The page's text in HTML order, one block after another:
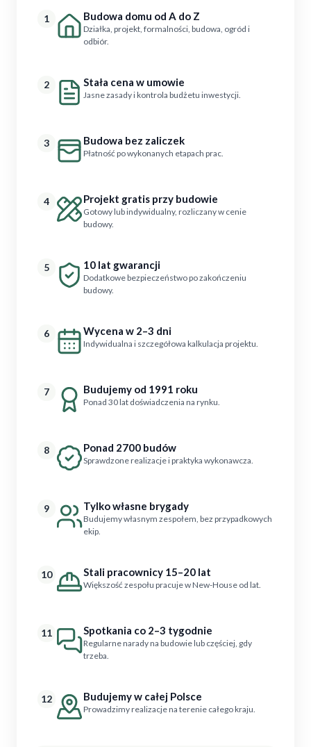
1 Budowa domu od A do Z
Działka, projekt, formalności, budowa, ogród i
odbiór.
2 Stała cena w umowie
Jasne zasady i kontrola budżetu inwestycji.
3 Budowa bez zaliczek
Płatność po wykonanych etapach prac.
4 Projekt gratis przy budowie
Gotowy lub indywidualny, rozliczany w cenie
budowy.
5 10 lat gwarancji
Dodatkowe bezpieczeństwo po zakończeniu
budowy.
6 Wycena w 2–3 dni
Indywidualna i szczegółowa kalkulacja projektu.
7 Budujemy od 1991 roku
Ponad 30 lat doświadczenia na rynku.
8 Ponad 2700 budów
Sprawdzone realizacje i praktyka wykonawcza.
9 Tylko własne brygady
Budujemy własnym zespołem, bez przypadkowych
ekip.
10 Stali pracownicy 15–20 lat
Większość zespołu pracuje w New-House od lat.
11 Spotkania co 2–3 tygodnie
Regularne narady na budowie lub częściej, gdy
trzeba.
12 Budujemy w całej Polsce
Prowadzimy realizacje na terenie całego kraju.